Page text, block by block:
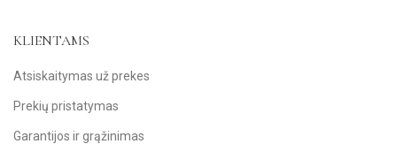
KLIENTAMS
Atsiskaitymas už prekes
Prekių pristatymas
Garantijos ir grąžinimas